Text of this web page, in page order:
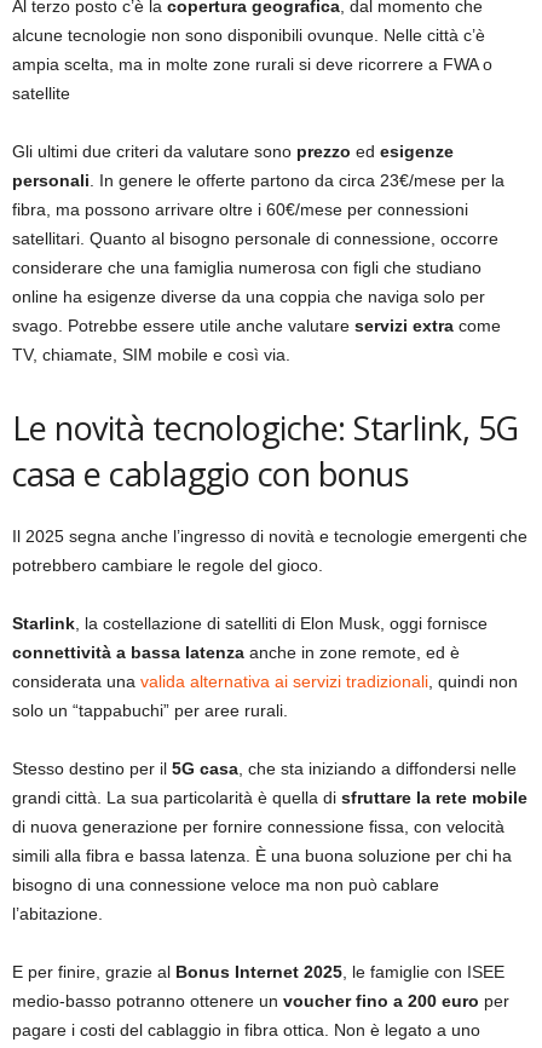
Al terzo posto c’è la copertura geografica, dal momento che
alcune tecnologie non sono disponibili ovunque. Nelle città c’è
ampia scelta, ma in molte zone rurali si deve ricorrere a FWA o
satellite
Gli ultimi due criteri da valutare sono prezzo ed esigenze
personali. In genere le offerte partono da circa 23€/mese per la
fibra, ma possono arrivare oltre i 60€/mese per connessioni
satellitari. Quanto al bisogno personale di connessione, occorre
considerare che una famiglia numerosa con figli che studiano
online ha esigenze diverse da una coppia che naviga solo per
svago. Potrebbe essere utile anche valutare servizi extra come
TV, chiamate, SIM mobile e così via.
Le novità tecnologiche: Starlink, 5G
casa e cablaggio con bonus
Il 2025 segna anche l’ingresso di novità e tecnologie emergenti che
potrebbero cambiare le regole del gioco.
Starlink, la costellazione di satelliti di Elon Musk, oggi fornisce
connettività a bassa latenza anche in zone remote, ed è
considerata una valida alternativa ai servizi tradizionali, quindi non
solo un “tappabuchi” per aree rurali.
Stesso destino per il 5G casa, che sta iniziando a diffondersi nelle
grandi città. La sua particolarità è quella di sfruttare la rete mobile
di nuova generazione per fornire connessione fissa, con velocità
simili alla fibra e bassa latenza. È una buona soluzione per chi ha
bisogno di una connessione veloce ma non può cablare
l’abitazione.
E per finire, grazie al Bonus Internet 2025, le famiglie con ISEE
medio-basso potranno ottenere un voucher fino a 200 euro per
pagare i costi del cablaggio in fibra ottica. Non è legato a uno